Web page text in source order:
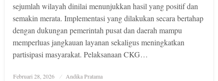
sejumlah wilayah dinilai menunjukkan hasil yang positif dan
semakin merata. Implementasi yang dilakukan secara bertahap
dengan dukungan pemerintah pusat dan daerah mampu
memperluas jangkauan layanan sekaligus meningkatkan
partisipasi masyarakat. Pelaksanaan CKG…
Posted
Februari 28, 2026 Andika Pratama